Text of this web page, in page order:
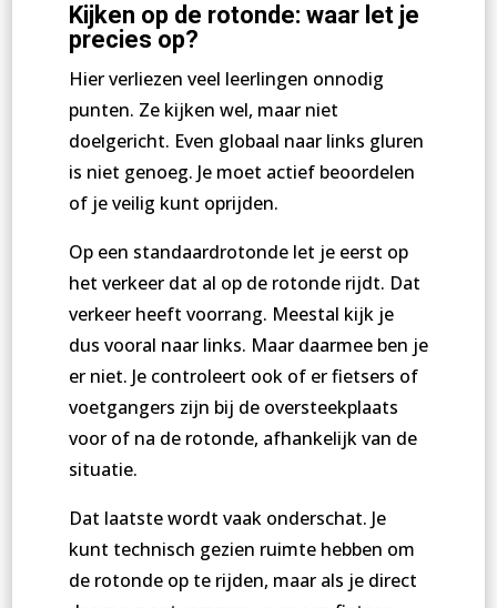
Kijken op de rotonde: waar let je
precies op?
Hier verliezen veel leerlingen onnodig
punten. Ze kijken wel, maar niet
doelgericht. Even globaal naar links gluren
is niet genoeg. Je moet actief beoordelen
of je veilig kunt oprijden.
Op een standaardrotonde let je eerst op
het verkeer dat al op de rotonde rijdt. Dat
verkeer heeft voorrang. Meestal kijk je
dus vooral naar links. Maar daarmee ben je
er niet. Je controleert ook of er fietsers of
voetgangers zijn bij de oversteekplaats
voor of na de rotonde, afhankelijk van de
situatie.
Dat laatste wordt vaak onderschat. Je
kunt technisch gezien ruimte hebben om
de rotonde op te rijden, maar als je direct